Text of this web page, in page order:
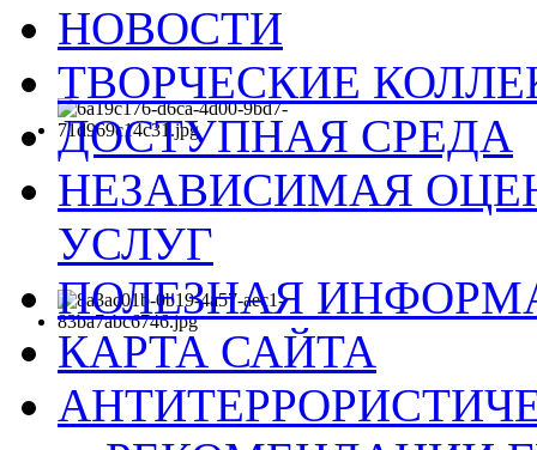
НОВОСТИ
ТВОРЧЕСКИЕ
ДОСТУПНАЯ СРЕДА
НЕЗАВИСИМАЯ
УСЛУГ
ПОЛЕЗНАЯ
КАРТА САЙТА